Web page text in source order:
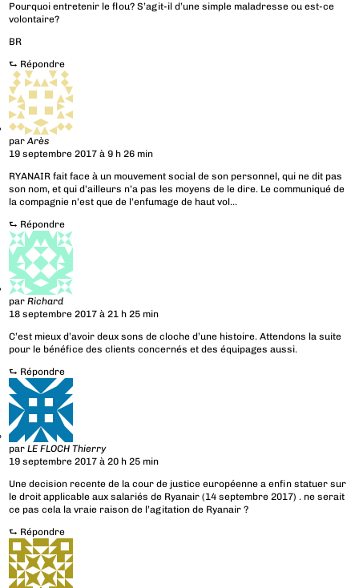
Pourquoi entretenir le flou? S’agit-il d’une simple maladresse ou est-ce
volontaire?
BR
⮑ Répondre
parArès
19 septembre 2017 à 9 h 26 min
RYANAIR fait face à un mouvement social de son personnel, qui ne dit pas
son nom, et qui d’ailleurs n’a pas les moyens de le dire. Le communiqué de
la compagnie n’est que de l’enfumage de haut vol…
⮑ Répondre
parRichard
18 septembre 2017 à 21 h 25 min
C’est mieux d’avoir deux sons de cloche d’une histoire. Attendons la suite
pour le bénéfice des clients concernés et des équipages aussi.
⮑ Répondre
parLE FLOCH Thierry
19 septembre 2017 à 20 h 25 min
Une decision recente de la cour de justice européenne a enfin statuer sur
le droit applicable aux salariés de Ryanair (14 septembre 2017) . ne serait
ce pas cela la vraie raison de l’agitation de Ryanair ?
⮑ Répondre